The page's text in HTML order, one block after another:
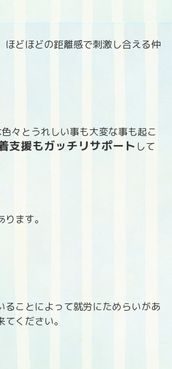
ほどほどの距離感で刺激し合える仲
々とうれしい事も大変な事も起こ
支援もガッチリサポート して
ます。
ることによって就労にためらいがあ
ください。